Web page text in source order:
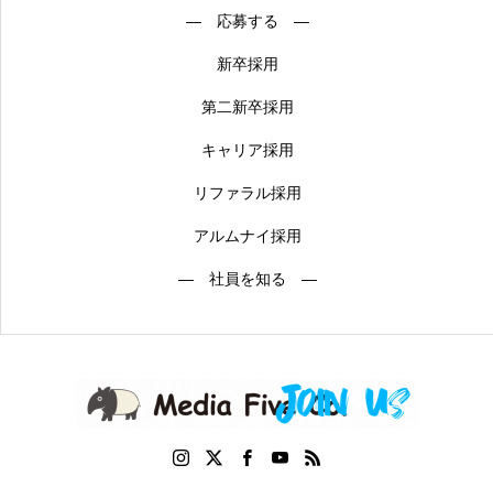
― 応募する ―
新卒採用
第二新卒採用
キャリア採用
リファラル採用
アルムナイ採用
― 社員を知る ―